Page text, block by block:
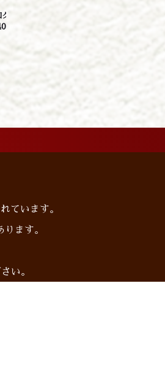
ラフトジンキヨス
度 500ml
ています。
ます。
い。